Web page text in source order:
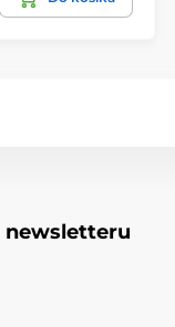
newsletteru